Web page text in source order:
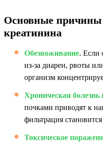
Основные
креатинина
Обезвоживание. Если
из-за диареи, рвоты
организм
Хроническая
почками приводят к
фильтрация
Токсическое